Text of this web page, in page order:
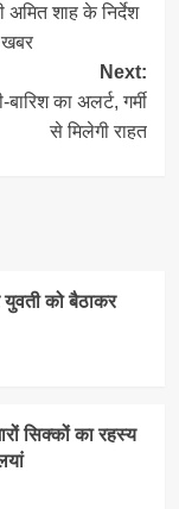
अमित शाह के निर्देश
खबर
Next:
का अलर्ट, गर्मी
से मिलेगी राहत
को बैठाकर
सिक्कों का रहस्य